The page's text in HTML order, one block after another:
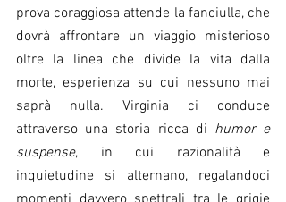
prova coraggiosa attende la fanciulla, che
dovrà affrontare un viaggio misterioso
oltre la linea che divide la vita dalla
morte, esperienza su cui nessuno mai
saprà nulla. Virginia ci conduce
attraverso una storia ricca di humor e
suspense, in cui razionalità e
inquietudine si alternano, regalandoci